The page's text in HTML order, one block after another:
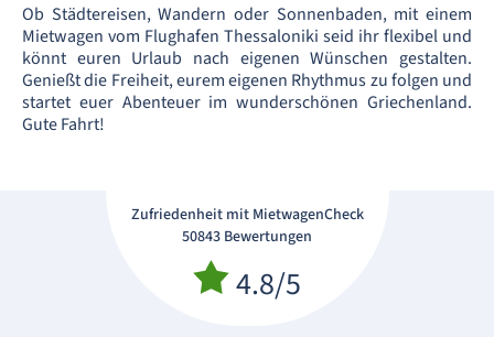
Ob Städtereisen, Wandern oder Sonnenbaden, mit einem
Mietwagen vom Flughafen Thessaloniki seid ihr flexibel und
könnt euren Urlaub nach eigenen Wünschen gestalten.
Genießt die Freiheit, eurem eigenen Rhythmus zu folgen und
startet euer Abenteuer im wunderschönen Griechenland.
Gute Fahrt!
Zufriedenheit mit MietwagenCheck
50843 Bewertungen
4.8/5